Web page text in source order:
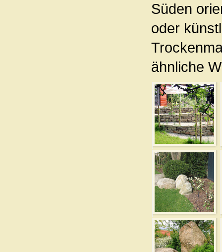
Süden
oder
ähnliche